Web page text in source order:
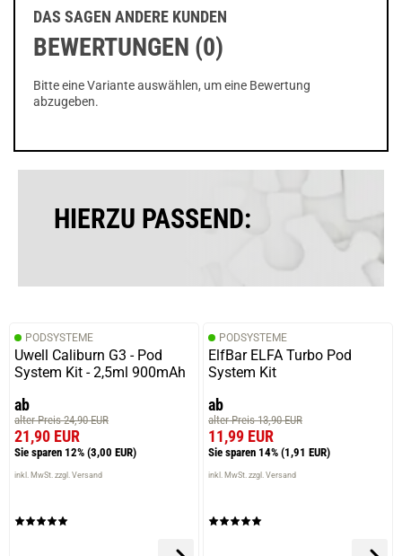
DAS SAGEN ANDERE KUNDEN
BEWERTUNGEN (0)
Bitte eine Variante auswählen, um eine Bewertung
abzugeben.
HIERZU PASSEND:
PODSYSTEME
Uwell Caliburn G3 - Pod
System Kit - 2,5ml 900mAh
ab
alter Preis 24,90 EUR
21,90 EUR
Sie sparen 12% (3,00 EUR)
inkl. MwSt. zzgl. Versand
PODSYSTEME
ElfBar ELFA Turbo Pod
System Kit
ab
alter Preis 13,90 EUR
11,99 EUR
Sie sparen 14% (1,91 EUR)
inkl. MwSt. zzgl. Versand